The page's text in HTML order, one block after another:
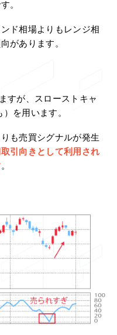
。
ド相場よりもレンジ相
があります。
すが、スローストキャ
を用います。
も売買シグナルが発生
引向きとして利用され
。